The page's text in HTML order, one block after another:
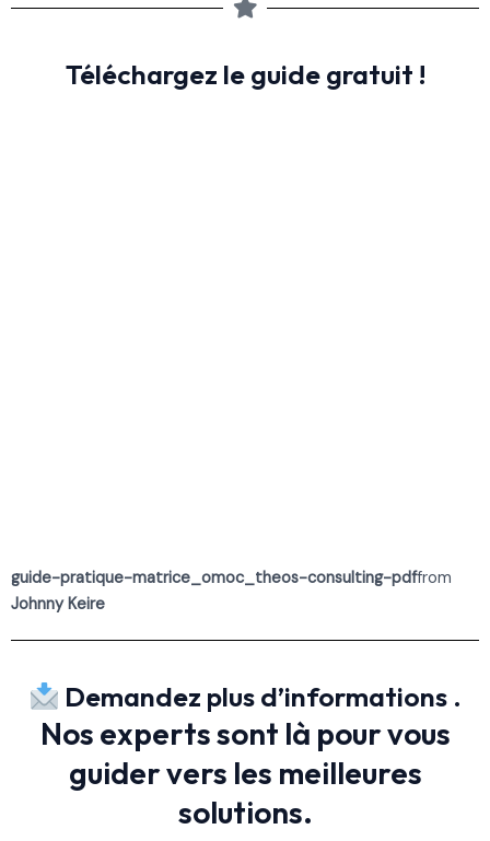
Téléchargez le guide gratuit !
guide-pratique-matrice_omoc_theos-consulting-pdffrom
Johnny Keire
Demandez plus d’informations .
Nos experts sont là pour vous
guider vers les meilleures
solutions.